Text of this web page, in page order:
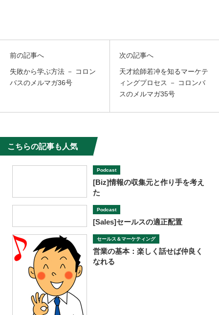
前の記事へ
失敗から学ぶ方法 － コロン
バスのメルマガ36号
次の記事へ
天才絵師若冲を知るマーケテ
ィングプロセス － コロンバ
スのメルマガ35号
こちらの記事も人気
Podcast
[Biz]情報の収集元と作り手を考え
た
Podcast
[Sales]セールスの適正配置
セールス＆マーケティング
営業の基本：楽しく話せば仲良く
なれる